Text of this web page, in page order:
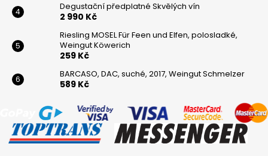
Degustační předplatné Skvělých vín
2 990 Kč
Riesling MOSEL Für Feen und Elfen, polosladké,
Weingut Köwerich
259 Kč
BARCASO, DAC, suché, 2017, Weingut Schmelzer
589 Kč